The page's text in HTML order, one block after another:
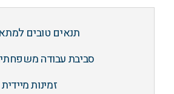
תנאים טובים
סביבת עבודה
זמינות מיידית